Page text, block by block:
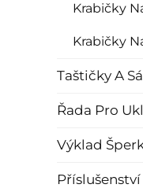
Krabičky
Krabičky
Taštičky A
Řada Pro
Výklad